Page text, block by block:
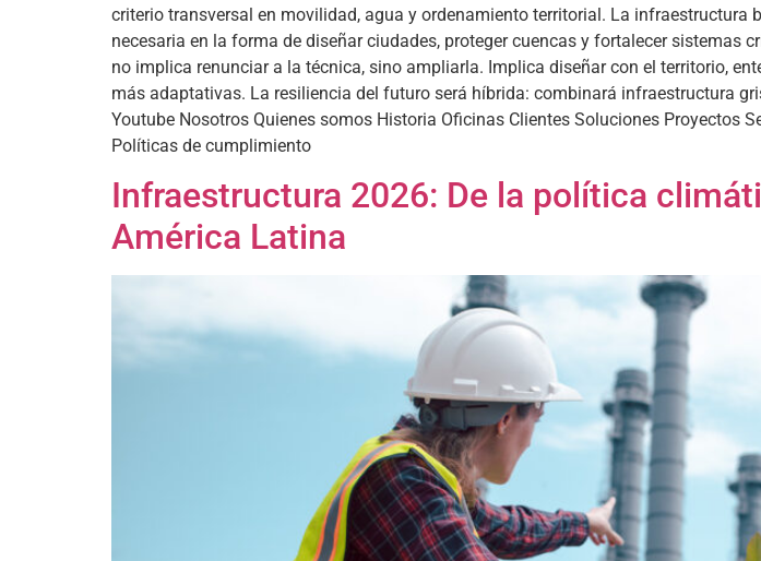
criterio transversal en movilidad, agua y ordenamiento territorial. La infraestructura
necesaria en la forma de diseñar ciudades, proteger cuencas y fortalecer
no implica renunciar a la técnica, sino ampliarla. Implica diseñar con el territorio,
más adaptativas. La resiliencia del futuro será híbrida: combinará infraestructura
Youtube Nosotros Quienes somos Historia Oficinas Clientes Soluciones Proyectos
Políticas de cumplimiento
Infraestructura 2026: De la política
América Latina